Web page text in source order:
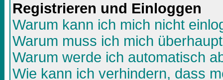
Registrieren und Einloggen
Warum kann ich mich nicht
Warum muss ich mich
Warum werde ich automatisch
Wie kann ich verhindern, dass